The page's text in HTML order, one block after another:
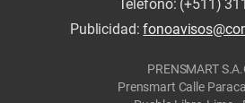
Teléfono: (+511)
Publicidad:
PRENSMART
Prensmart Calle